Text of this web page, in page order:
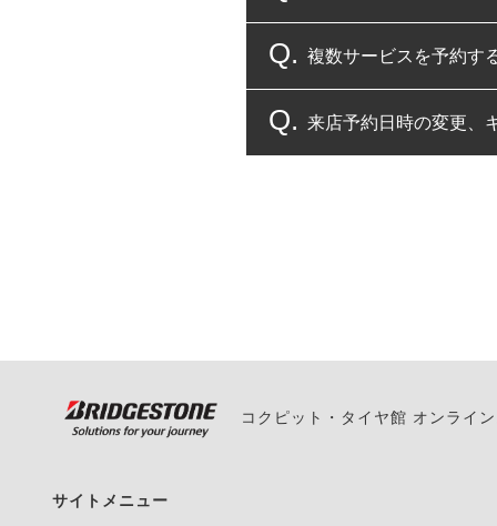
コクピット・タイヤ館
複数サービスを予約す
複数サービスのご予約
来店予約日時の変更、
また、やむを得ない
コクピット・タイヤ館 オンライ
サイトメニュー